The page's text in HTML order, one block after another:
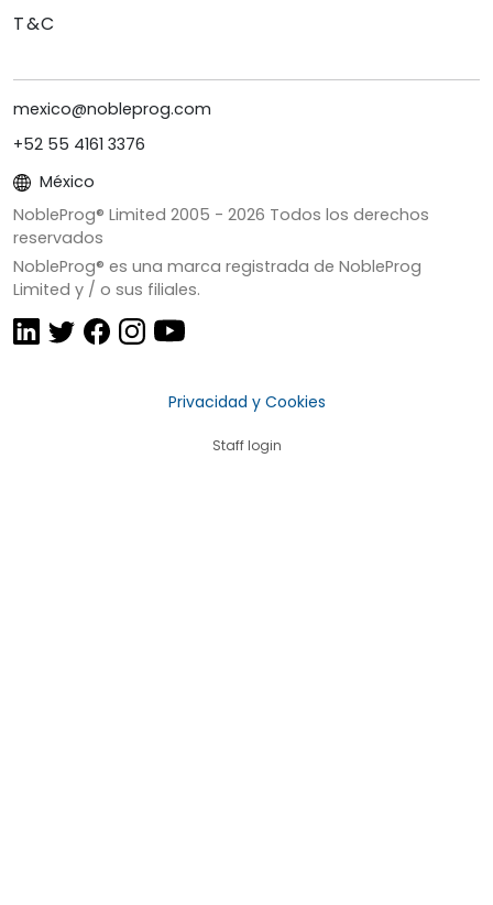
T&C
mexico@nobleprog.com
+52 55 4161 3376
México
NobleProg® Limited 2005 - 2026 Todos los derechos
reservados
NobleProg® es una marca registrada de NobleProg
Limited y / o sus filiales.
Privacidad y Cookies
Staff login